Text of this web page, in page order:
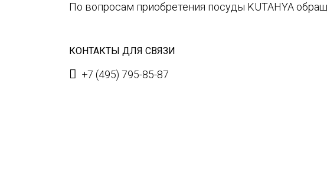
По вопросам приобретения посуды KUTAHYA
КОНТАКТЫ ДЛЯ СВЯЗИ
+7 (495) 795-85-87